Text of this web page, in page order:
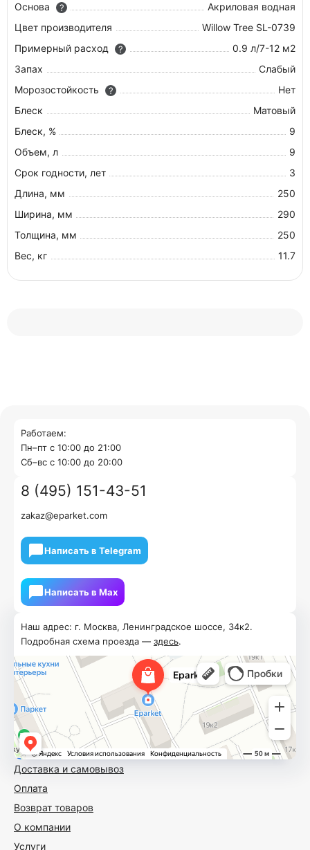
Основа
?
Акриловая водная
Цвет производителя
Willow Tree SL-0739
Примерный расход
?
0.9 л/7-12 м2
Запах
Слабый
Морозостойкость
?
Нет
Блеск
Матовый
Блеск, %
9
Объем, л
9
Срок годности, лет
3
Длина, мм
250
Ширина, мм
290
Толщина, мм
250
Вес, кг
11.7
Доставка и самовывоз
Оплата
Возврат товаров
О компании
Услуги
Наш адрес: г. Москва, Ленинградское шоссе, 34к2.
Подробная схема проезда — здесь.
Работаем:
Пн–пт с 10:00 до 21:00
Cб–вс с 10:00 до 20:00
8 (495) 151-43-51
zakaz@eparket.com
Написать в Telegram
Написать в Мах